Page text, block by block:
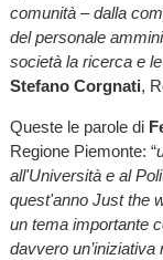
comunità – dalla
del personale
società la ricerca e
Stefano Corgnati,
Queste le parole di
Regione Piemonte: “
all'Università e al
quest'anno Just the
un tema importante
davvero